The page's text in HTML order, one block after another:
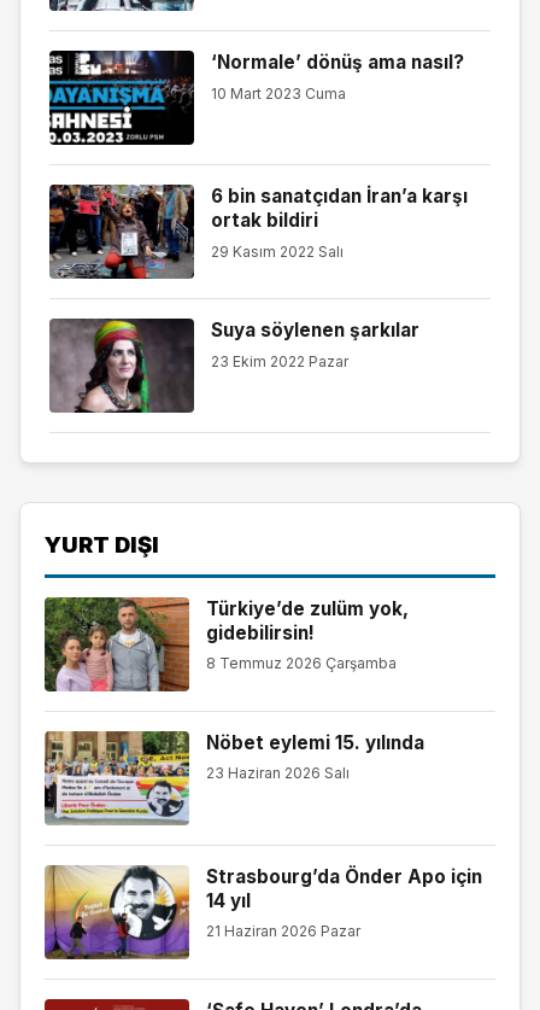
‘Normale’ dönüş ama nasıl?
10 Mart 2023 Cuma
6 bin sanatçıdan İran’a karşı
ortak bildiri
29 Kasım 2022 Salı
Suya söylenen şarkılar
23 Ekim 2022 Pazar
YURT DIŞI
Türkiye’de zulüm yok,
gidebilirsin!
8 Temmuz 2026 Çarşamba
Nöbet eylemi 15. yılında
23 Haziran 2026 Salı
Strasbourg’da Önder Apo için
14 yıl
21 Haziran 2026 Pazar